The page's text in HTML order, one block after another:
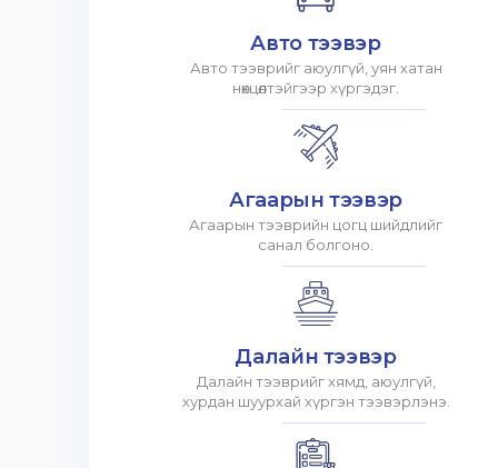
Авто тээвэр
Авто тээврийг аюулгүй, уян хатан
нөхцөлтэйгээр хүргэдэг.
Агаарын тээвэр
Агаарын тээврийн цогц шийдлийг
санал болгоно.
Далайн тээвэр
Далайн тээврийг хямд, аюулгүй,
хурдан шуурхай хүргэн тээвэрлэнэ.